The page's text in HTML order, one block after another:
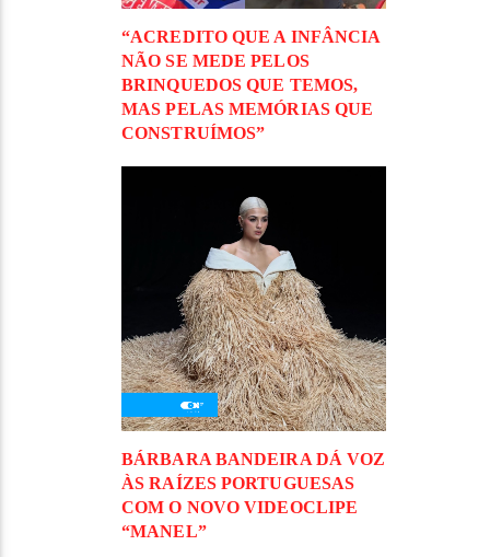
“ACREDITO QUE A INFÂNCIA
NÃO SE MEDE PELOS
BRINQUEDOS QUE TEMOS,
MAS PELAS MEMÓRIAS QUE
CONSTRUÍMOS”
BÁRBARA BANDEIRA DÁ VOZ
ÀS RAÍZES PORTUGUESAS
COM O NOVO VIDEOCLIPE
“MANEL”